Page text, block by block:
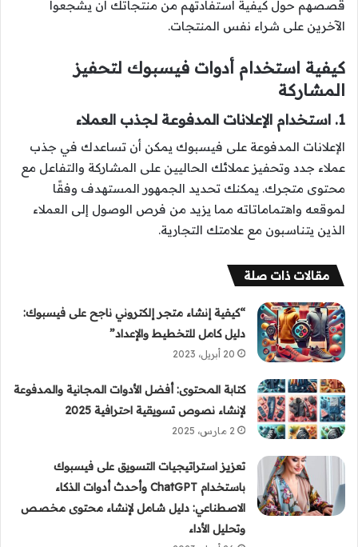
قصصهم حول كيفية استفادتهم من منتجاتك أن يشجعوا
الآخرين على شراء نفس المنتجات.
كيفية استخدام أدوات فيسبوك لتحفيز
المشاركة
1. استخدام الإعلانات المدفوعة لجذب العملاء
الإعلانات المدفوعة على فيسبوك يمكن أن تساعدك في جذب
عملاء جدد وتحفيز عملائك الحاليين على المشاركة والتفاعل مع
محتوى متجرك. يمكنك تحديد الجمهور المستهدف وفقًا
لموقعه واهتماماتاته مما يزيد من فرص الوصول إلى العملاء
الذين يتناسبون مع علامتك التجارية.
مقالات ذات صلة
“كيفية إنشاء متجر إلكتروني ناجح على فيسبوك:
دليل كامل للتخطيط والإعداد”
20 أبريل، 2023
كتابة المحتوى: أفضل الأدوات المجانية والمدفوعة
لإنشاء نصوص تسويقية احترافية 2025
2 مارس، 2025
تعزيز استراتيجيات التسويق على فيسبوك
باستخدام ChatGPT وأحدث أدوات الذكاء
الاصطناعي: دليل شامل لإنشاء محتوى مخصص
وتحليل الأداء